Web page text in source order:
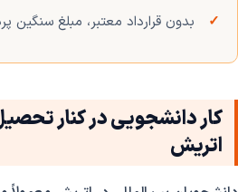
بدون قرارداد معتبر، مبلغ سنگین
اتریش